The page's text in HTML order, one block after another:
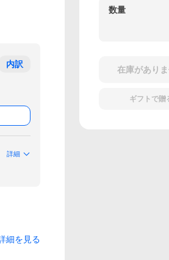
内訳
詳細
細を見る
数量
在庫があり
ギフトで贈